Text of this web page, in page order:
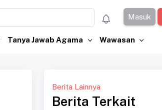
Masuk
Tanya Jawab Agama Wawasan
Berita Lainnya
Berita Terkait